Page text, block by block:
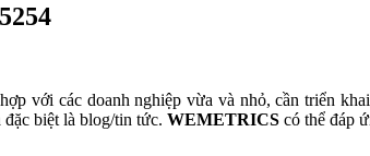
với các doanh nghiệp vừa và nhỏ, cần triển
biệt là blog/tin tức. WEMETRICS có thể đáp